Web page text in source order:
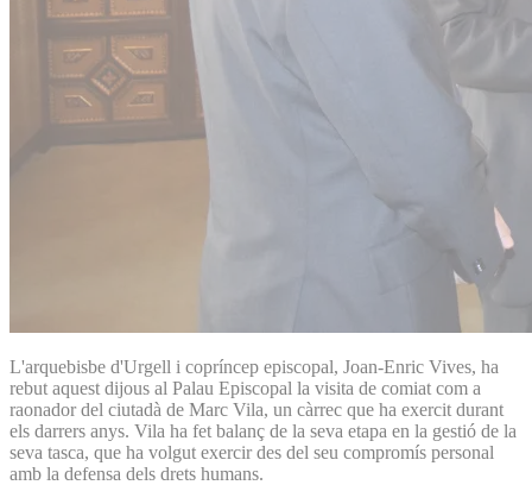
L'arquebisbe d'Urgell i copríncep episcopal, Joan-Enric Vives, ha
rebut aquest dijous al Palau Episcopal la visita de comiat com a
raonador del ciutadà de Marc Vila, un càrrec que ha exercit durant
els darrers anys. Vila ha fet balanç de la seva etapa en la gestió de la
seva tasca, que ha volgut exercir des del seu compromís personal
amb la defensa dels drets humans.